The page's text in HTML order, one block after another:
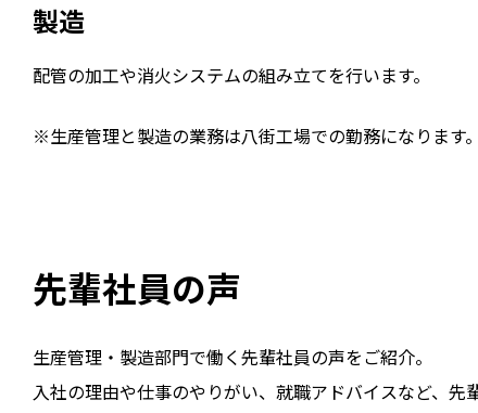
製造
配管の加工や消火システムの組み立てを行います。
※生産管理と製造の業務は八街工場での勤務になります。
先輩社員の声
生産管理・製造部門で働く先輩社員の声をご紹介。
入社の理由や仕事のやりがい、就職アドバイスなど、先